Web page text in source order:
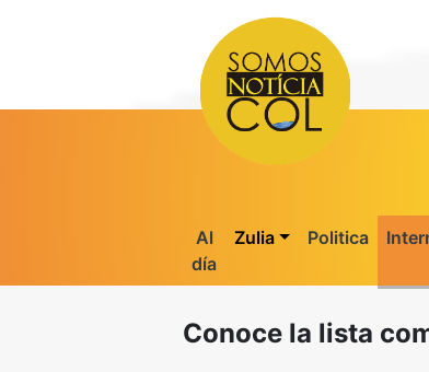
Al
día
Zulia Politica
Conoce la lista